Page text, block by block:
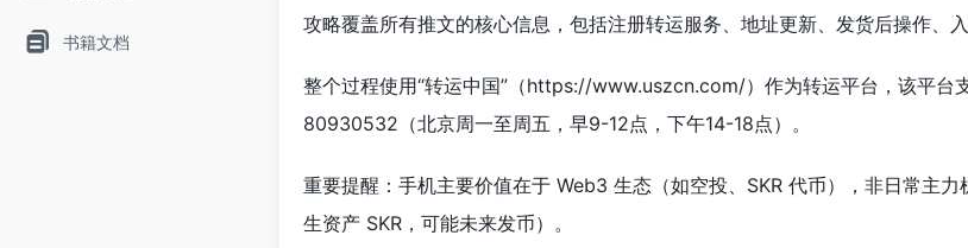
书籍文档
攻略覆盖所有推文的核心信息，包括注册转运服务、地址更新、发货后操作、
整个过程使用“转运中国”（https://www.uszcn.com/）作为转运平台，该平台
80930532（北京周一至周五，早9-12点，下午14-18点）。
重要提醒：手机主要价值在于 Web3 生态（如空投、SKR 代币），非日常主
生资产 SKR，可能未来发币）。